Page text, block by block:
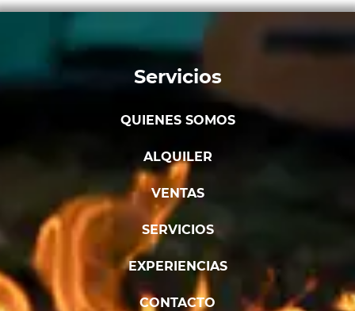
Servicios
QUIENES SOMOS
ALQUILER
VENTAS
SERVICIOS
EXPERIENCIAS
CONTACTO